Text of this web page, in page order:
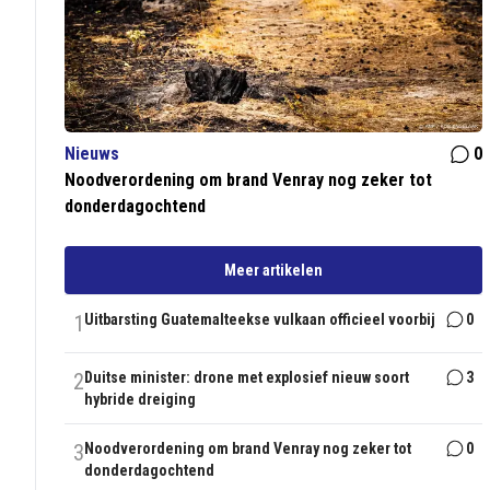
Nieuws
0
Noodverordening om brand Venray nog zeker tot
donderdagochtend
Meer artikelen
1 Uitbarsting Guatemalteekse vulkaan officieel voorbij 0
2 Duitse minister: drone met explosief nieuw soort
hybride dreiging
3
3 Noodverordening om brand Venray nog zeker tot
donderdagochtend
0